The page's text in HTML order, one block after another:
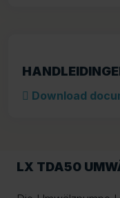
Download
LX TDA50